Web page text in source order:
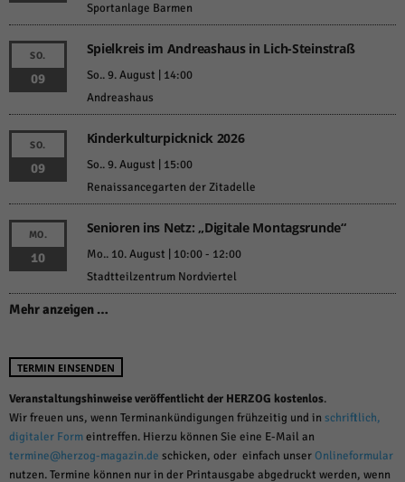
Sportanlage Barmen
SO.
09
Spielkreis im Andreashaus in Lich-Steinstraß
So.. 9. August | 14:00
Andreashaus
SO.
09
Kinderkulturpicknick 2026
So.. 9. August | 15:00
Renaissancegarten der Zitadelle
MO.
10
Senioren ins Netz: „Digitale Montagsrunde“
Mo.. 10. August | 10:00- 12:00
Stadtteilzentrum Nordviertel
Mehr anzeigen …
TERMIN EINSENDEN
Veranstaltungshinweise veröffentlicht der HERZOG kostenlos.
Wir freuen uns, wenn Terminankündigungen frühzeitig und in schriftlich,
digitaler Formeintreffen. Hierzu können Sie eine E-Mail an
termine@herzog-magazin.de schicken, oder einfach unserOnlineformular
nutzen. Termine können nur in der Printausgabe abgedruckt werden, wenn